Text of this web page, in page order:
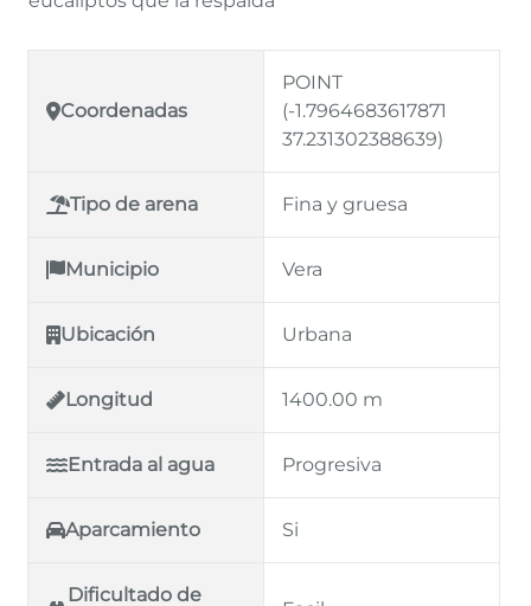
Coordenadas
POINT
(-1.7964683617871
37.231302388639)
Tipo de arena Fina y gruesa
Municipio Vera
Ubicación Urbana
Longitud 1400.00 m
Entrada al agua Progresiva
Aparcamiento Si
Dificultado de